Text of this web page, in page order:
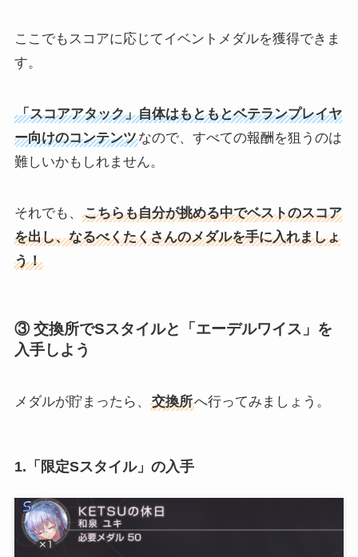
ここでもスコアに応じてイベントメダルを獲得できま
す。
「スコアアタック」自体はもともとベテランプレイヤ
ー向けのコンテンツなので、すべての報酬を狙うのは
難しいかもしれません。
それでも、
こちらも自分が挑める中でベストのスコア
を出し、なるべくたくさんのメダルを手に入れましょ
う！
③ 交換所でSスタイルと「エーデルワイス」を
入手しよう
メダルが貯まったら、 交換所へ行ってみましょう。
1.「限定Sスタイル」の入手